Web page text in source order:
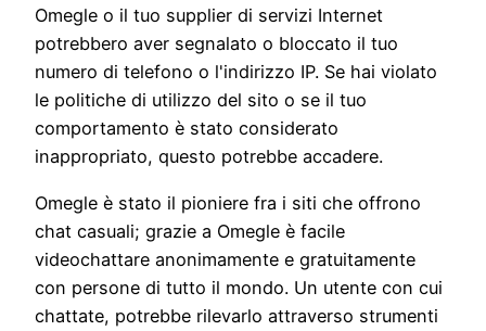
Omegle o il tuo supplier di servizi Internet
potrebbero aver segnalato o bloccato il tuo
numero di telefono o l'indirizzo IP. Se hai violato
le politiche di utilizzo del sito o se il tuo
comportamento è stato considerato
inappropriato, questo potrebbe accadere.
Omegle è stato il pioniere fra i siti che offrono
chat casuali; grazie a Omegle è facile
videochattare anonimamente e gratuitamente
con persone di tutto il mondo. Un utente con cui
chattate, potrebbe rilevarlo attraverso strumenti